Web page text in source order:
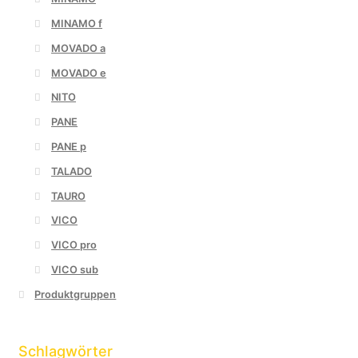
MINAMO f
MOVADO a
MOVADO e
NITO
PANE
PANE p
TALADO
TAURO
VICO
VICO pro
VICO sub
Produktgruppen
Schlagwörter